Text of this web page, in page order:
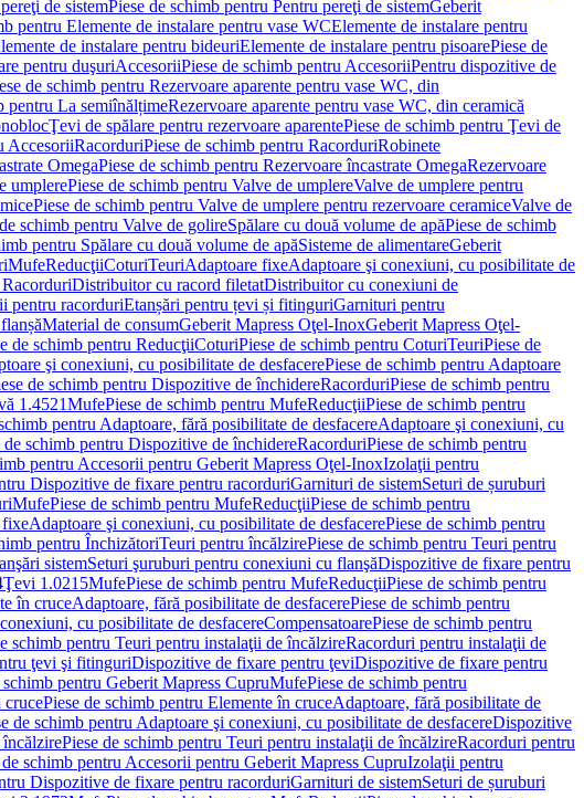
de sistemPiese de schimb pentru Pentru pereţi de sistemGeberit
pentru Elemente de instalare pentru vase WCElemente de instalare pentru
de instalare pentru bideuriElemente de instalare pentru pisoarePiese de
pentru duşuriAccesoriiPiese de schimb pentru AccesoriiPentru dispozitive de
de schimb pentru Rezervoare aparente pentru vase WC, din
pentru La semiînălțimeRezervoare aparente pentru vase WC, din ceramică
Ţevi de spălare pentru rezervoare aparentePiese de schimb pentru Ţevi de
AccesoriiRacorduriPiese de schimb pentru RacorduriRobinete
OmegaPiese de schimb pentru Rezervoare încastrate OmegaRezervoare
umplerePiese de schimb pentru Valve de umplereValve de umplere pentru
Piese de schimb pentru Valve de umplere pentru rezervoare ceramiceValve de
schimb pentru Valve de golireSpălare cu două volume de apăPiese de schimb
pentru Spălare cu două volume de apăSisteme de alimentareGeberit
MufeReducţiiCoturiTeuriAdaptoare fixeAdaptoare şi conexiuni, cu posibilitate de
Distribuitor cu racord filetatDistribuitor cu conexiuni de
pentru racorduriEtanșări pentru țevi și fitinguriGarnituri pentru
Material de consumGeberit Mapress Oţel-InoxGeberit Mapress Oţel-
de schimb pentru ReducţiiCoturiPiese de schimb pentru CoturiTeuriPiese de
şi conexiuni, cu posibilitate de desfacerePiese de schimb pentru Adaptoare
de schimb pentru Dispozitive de închidereRacorduriPiese de schimb pentru
1.4521MufePiese de schimb pentru MufeReducţiiPiese de schimb pentru
pentru Adaptoare, fără posibilitate de desfacereAdaptoare şi conexiuni, cu
de schimb pentru Dispozitive de închidereRacorduriPiese de schimb pentru
pentru Accesorii pentru Geberit Mapress Oţel-InoxIzolaţii pentru
Dispozitive de fixare pentru racorduriGarnituri de sistemSeturi de șuruburi
MufePiese de schimb pentru MufeReducţiiPiese de schimb pentru
fixeAdaptoare şi conexiuni, cu posibilitate de desfacerePiese de schimb pentru
pentru ÎnchizătoriTeuri pentru încălzirePiese de schimb pentru Teuri pentru
sistemSeturi şuruburi pentru conexiuni cu flanşăDispozitive de fixare pentru
Ţevi 1.0215MufePiese de schimb pentru MufeReducţiiPiese de schimb pentru
în cruceAdaptoare, fără posibilitate de desfacerePiese de schimb pentru
cu posibilitate de desfacereCompensatoarePiese de schimb pentru
schimb pentru Teuri pentru instalaţii de încălzireRacorduri pentru instalaţii de
ţevi şi fitinguriDispozitive de fixare pentru ţeviDispozitive de fixare pentru
schimb pentru Geberit Mapress CupruMufePiese de schimb pentru
crucePiese de schimb pentru Elemente în cruceAdaptoare, fără posibilitate de
de schimb pentru Adaptoare şi conexiuni, cu posibilitate de desfacereDispozitive
Piese de schimb pentru Teuri pentru instalaţii de încălzireRacorduri pentru
de schimb pentru Accesorii pentru Geberit Mapress CupruIzolaţii pentru
Dispozitive de fixare pentru racorduriGarnituri de sistemSeturi de șuruburi